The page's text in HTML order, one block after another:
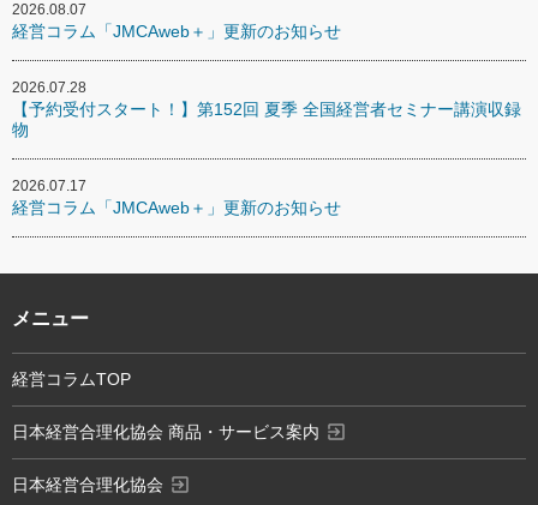
2026.08.07
経営コラム「JMCAweb＋」更新のお知らせ
2026.07.28
【予約受付スタート！】第152回 夏季 全国経営者セミナー講演収録
物
2026.07.17
経営コラム「JMCAweb＋」更新のお知らせ
メニュー
経営コラムTOP
日本経営合理化協会 商品・サービス案内 exit_to_app
日本経営合理化協会 exit_to_app